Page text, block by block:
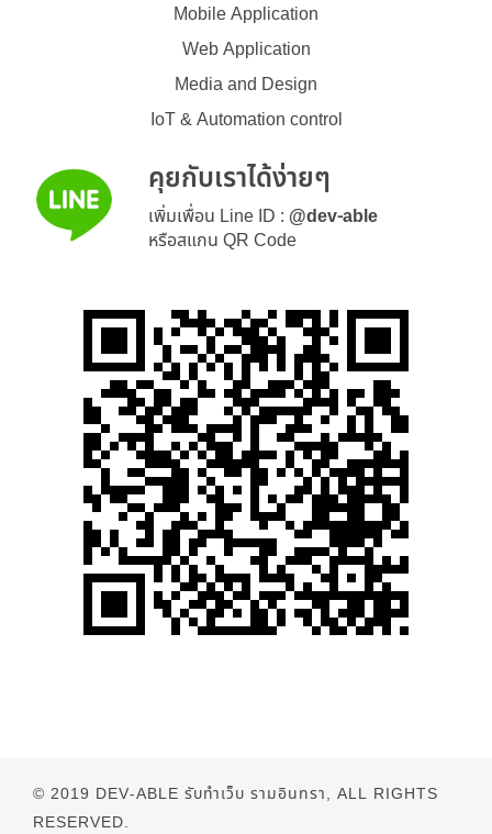
Mobile Application
Web Application
Media and Design
IoT & Automation control
คุยกับเราได้ง่ายๆ
เพิ่มเพื่อน Line ID : @dev-able
หรือสแกน QR Code
© 2019 DEV-ABLE รับทำเว็บ รามอินทรา, ALL RIGHTS
RESERVED.